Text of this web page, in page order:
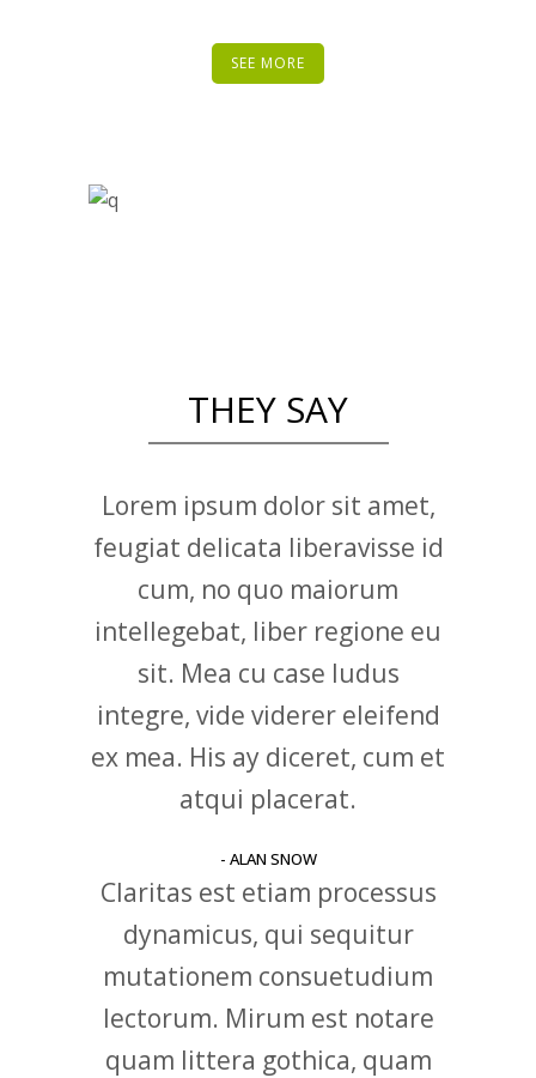
SEE MORE
THEY SAY
Lorem ipsum dolor sit amet,
feugiat delicata liberavisse id
cum, no quo maiorum
intellegebat, liber regione eu
sit. Mea cu case ludus
integre, vide viderer eleifend
ex mea. His ay diceret, cum et
atqui placerat.
- ALAN SNOW
Claritas est etiam processus
dynamicus, qui sequitur
mutationem consuetudium
lectorum. Mirum est notare
quam littera gothica, quam